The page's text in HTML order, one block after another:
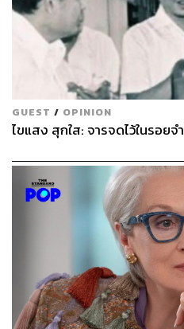
GUEST / OPINION
ไขแสง สุกใส: จารจดไว้ในรอยจำ